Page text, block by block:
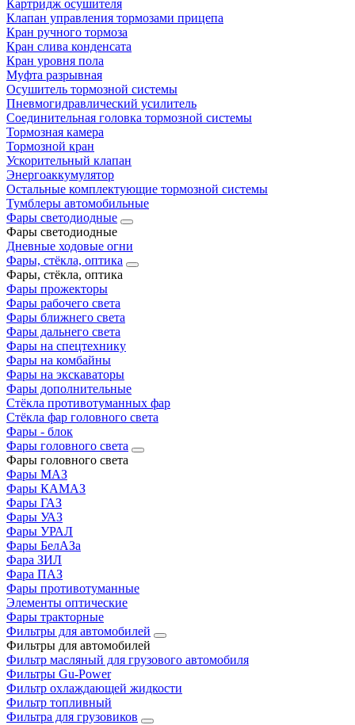
Картридж осушителя
Клапан управления тормозами прицепа
Кран ручного тормоза
Кран слива конденсата
Кран уровня пола
Муфта разрывная
Осушитель тормозной системы
Пневмогидравлический усилитель
Соединительная головка тормозной системы
Тормозная камера
Тормозной кран
Ускорительный клапан
Энергоаккумулятор
Остальные комплектующие тормозной системы
Тумблеры автомобильные
Фары светодиодные
Фары светодиодные
Дневные ходовые огни
Фары, стёкла, оптика
Фары, стёкла, оптика
Фары прожекторы
Фары рабочего света
Фары ближнего света
Фары дальнего света
Фары на спецтехнику
Фары на комбайны
Фары на экскаваторы
Фары дополнительные
Стёкла противотуманных фар
Стёкла фар головного света
Фары - блок
Фары головного света
Фары головного света
Фары МАЗ
Фары КАМАЗ
Фары ГАЗ
Фары УАЗ
Фары УРАЛ
Фары БелАЗа
Фара ЗИЛ
Фара ПАЗ
Фары противотуманные
Элементы оптические
Фары тракторные
Фильтры для автомобилей
Фильтры для автомобилей
Фильтр масляный для грузового автомобиля
Фильтры Gu-Power
Фильтр охлаждающей жидкости
Фильтр топливный
Фильтра для грузовиков